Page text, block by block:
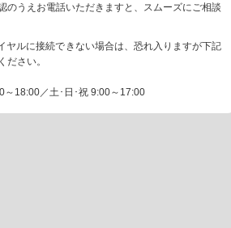
のうえお電話いただきますと、スムーズにご相談
ヤルに接続できない場合は、恐れ入りますが下記
ださい。
～18:00／土･日･祝 9:00～17:00